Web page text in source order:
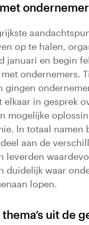
op te halen,
januari en begin
ondernemers.
gingen
elkaar in gesprek
mogelijke
In totaal namen
aan de
leverden
duidelijk waar
lopen.
uit de